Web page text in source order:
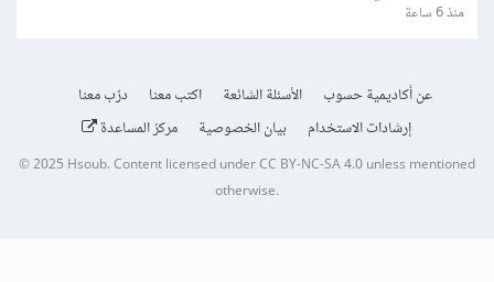
منذ 6 ساعة
عن أكاديمية حسوب الأسئلة الشائعة اكتب معنا
درّب معنا
إرشادات الاستخدام
بيان الخصوصية مركز المساعدة
© 2025 Hsoub.Content licensed underCC BY-NC-SA 4.0unless mentioned
otherwise.